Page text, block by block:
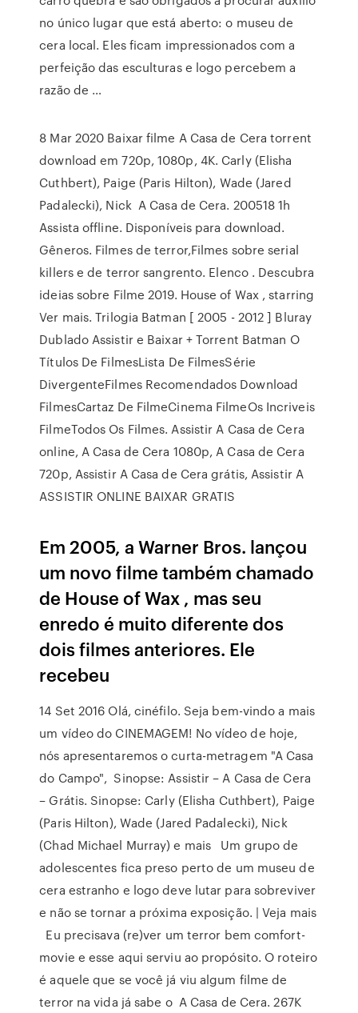
no único lugar que está aberto: o museu de
cera local. Eles ficam impressionados com a
perfeição das esculturas e logo percebem a
razão de …
8 Mar 2020 Baixar filme A Casa de Cera torrent
download em 720p, 1080p, 4K. Carly (Elisha
Cuthbert), Paige (Paris Hilton), Wade (Jared
Padalecki), Nick A Casa de Cera. 200518 1h
Assista offline. Disponíveis para download.
Gêneros. Filmes de terror,Filmes sobre serial
killers e de terror sangrento. Elenco . Descubra
ideias sobre Filme 2019. House of Wax , starring
Ver mais. Trilogia Batman [ 2005 - 2012 ] Bluray
Dublado Assistir e Baixar + Torrent Batman O
Títulos De FilmesLista De FilmesSérie
DivergenteFilmes Recomendados Download
FilmesCartaz De FilmeCinema FilmeOs Incriveis
FilmeTodos Os Filmes. Assistir A Casa de Cera
online, A Casa de Cera 1080p, A Casa de Cera
720p, Assistir A Casa de Cera grátis, Assistir A
ASSISTIR ONLINE BAIXAR GRATIS
Em 2005, a Warner Bros. lançou
um novo filme também chamado
de House of Wax , mas seu
enredo é muito diferente dos
dois filmes anteriores. Ele
recebeu
14 Set 2016 Olá, cinéfilo. Seja bem-vindo a mais
um vídeo do CINEMAGEM! No vídeo de hoje,
nós apresentaremos o curta-metragem "A Casa
do Campo", Sinopse: Assistir – A Casa de Cera
– Grátis. Sinopse: Carly (Elisha Cuthbert), Paige
(Paris Hilton), Wade (Jared Padalecki), Nick
(Chad Michael Murray) e mais Um grupo de
adolescentes fica preso perto de um museu de
cera estranho e logo deve lutar para sobreviver
e não se tornar a próxima exposição. | Veja mais
Eu precisava (re)ver um terror bem comfort-
movie e esse aqui serviu ao propósito. O roteiro
é aquele que se você já viu algum filme de
terror na vida já sabe o A Casa de Cera. 267K